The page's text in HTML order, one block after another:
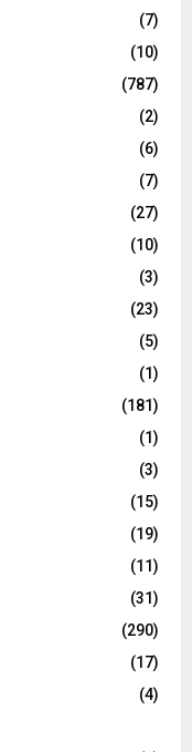
(7)
(10)
(787)
(2)
(6)
(7)
(27)
(10)
(3)
(23)
(5)
(1)
(181)
(1)
(3)
(15)
(19)
(11)
(31)
(290)
(17)
(4)